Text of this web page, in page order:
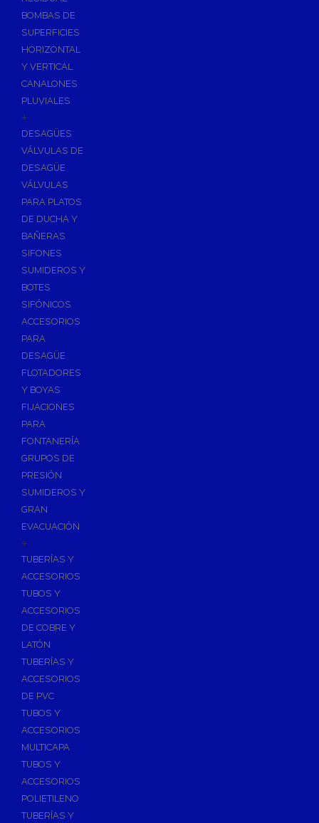
BOMBAS DE
SUPERFICIES
HORIZONTAL
Y VERTICAL
CANALONES
PLUVIALES
+
DESAGÜES
VÁLVULAS DE
DESAGÜE
VÁLVULAS
PARA PLATOS
DE DUCHA Y
BAÑERAS
SIFONES
SUMIDEROS Y
BOTES
SIFÓNICOS
ACCESORIOS
PARA
DESAGÜE
FLOTADORES
Y BOYAS
FIJACIONES
PARA
FONTANERÍA
GRUPOS DE
PRESIÓN
SUMIDEROS Y
GRAN
EVACUACIÓN
+
TUBERÍAS Y
ACCESORIOS
TUBOS Y
ACCESORIOS
DE COBRE Y
LATÓN
TUBERÍAS Y
ACCESORIOS
DE PVC
TUBOS Y
ACCESORIOS
MULTICAPA
TUBOS Y
ACCESORIOS
POLIETILENO
TUBERÍAS Y